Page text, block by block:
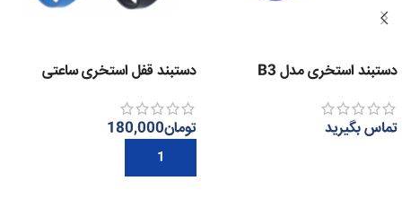
دستبند استخری مدل B3
تماس بگیرید
دستبند قفل استخری ساعتی
تومان180,000
افزودن به سبد خرید